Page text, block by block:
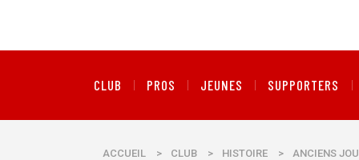
CLUB PROS JEUNES SUPPORTERS
ACCUEIL > CLUB > HISTOIRE > ANCIENS